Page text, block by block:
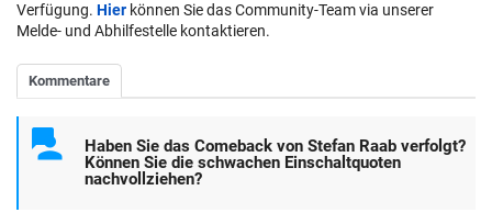
Verfügung. Hier können Sie das Community-Team via unserer
Melde- und Abhilfestelle kontaktieren.